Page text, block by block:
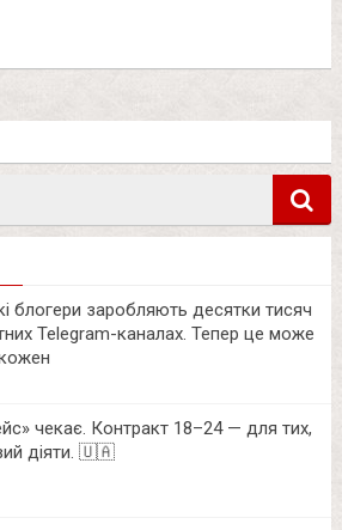
блогери заробляють десятки тисяч
Telegram-каналах. Тепер це може
чекає. Контракт 18–24 — для тих,
діяти. 🇺🇦